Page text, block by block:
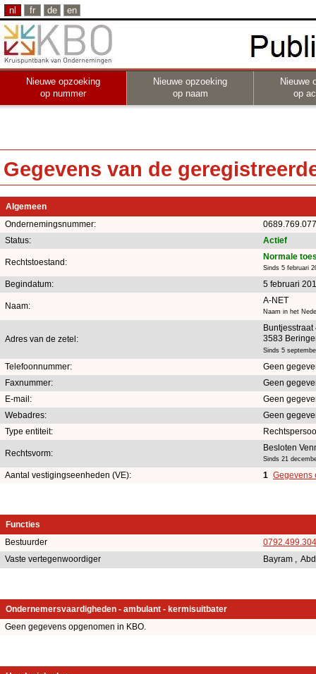
nl fr de en
Nieuwe opzoeking
op nummer
Nieuwe opzoeking
op naam
Nieuwe
op
Gegevens van de
Algemeen
Ondernemingsnummer:
0689.769.077
Status:
Actief
Rechtstoestand:
Normale
Sinds 5 februari
Begindatum: 5 februari
Naam:
A-NET
Naam in het
Adres van de zetel:
Buntjesstraat
3583
Sinds 5
Telefoonnummer:
Geen
Faxnummer:
Geen
E-mail:
Geen
Webadres:
Geen
Type entiteit:
Rechtsvorm:
Besloten
Sinds 21
Aantal vestigingseenheden (VE): 1 Gegevens
Functies
Bestuurder
0792.499.304
Vaste vertegenwoordiger
Bayram ,
Ondernemersvaardigheden - ambulant - kermisuitbater
Geen gegevens opgenomen in KBO.